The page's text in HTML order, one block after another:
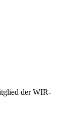
der WIR-